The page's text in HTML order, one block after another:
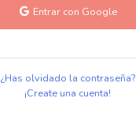
Entrar con Google
¿Has olvidado la contraseña?
¡Create una cuenta!